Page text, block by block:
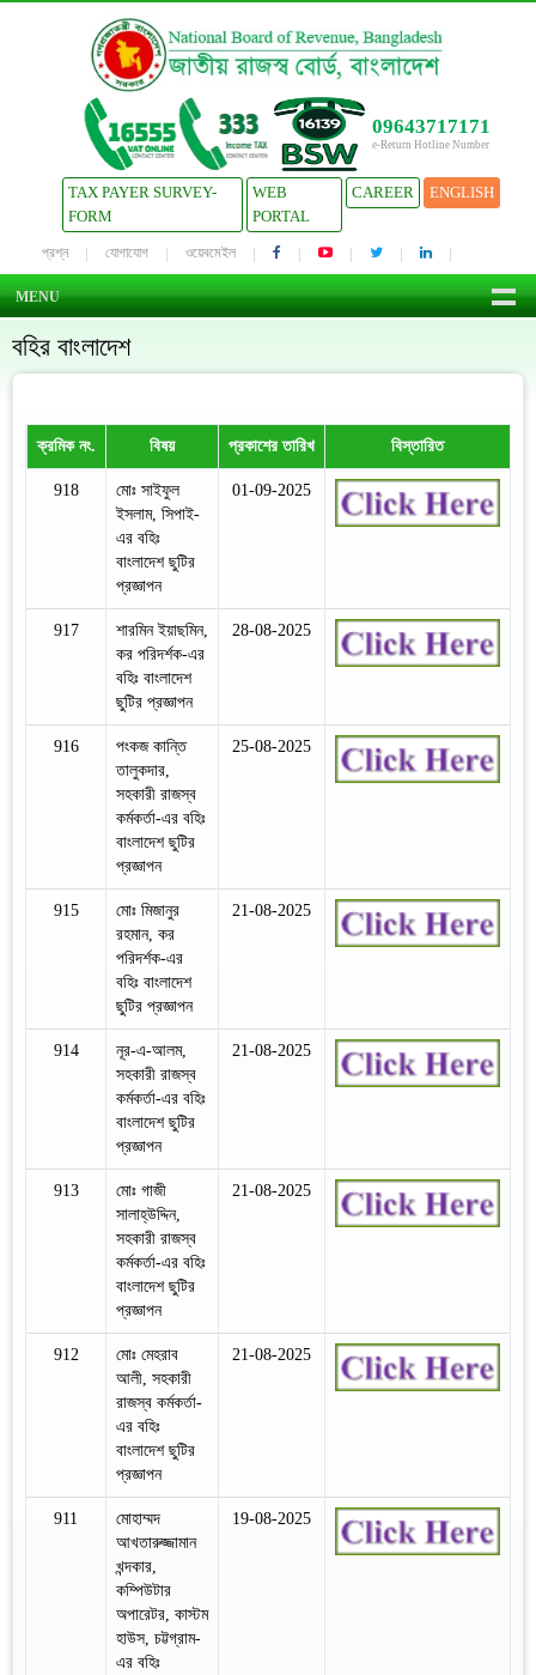
09643717171
e-Return Hotline Number
TAX PAYER SURVEY-
FORM
WEB
PORTAL
CAREER ENGLISH
প্রশ্ন যোগাযোগ ওয়েবমেইল
MENU
বহির বাংলাদেশ
ক্রমিক নং. বিষয় প্রকাশের তারিখ বিস্তারিত
918
মোঃ সাইফুল
ইসলাম, সিপাই-
এর বহিঃ
বাংলাদেশ ছুটির
প্রজ্ঞাপন
01-09-2025
917
শারমিন ইয়াছমিন,
কর পরিদর্শক-এর
বহিঃ বাংলাদেশ
ছুটির প্রজ্ঞাপন
28-08-2025
916
পংকজ কান্তি
তালুকদার,
সহকারী রাজস্ব
কর্মকর্তা-এর বহিঃ
বাংলাদেশ ছুটির
প্রজ্ঞাপন
25-08-2025
915
মোঃ মিজানুর
রহমান, কর
পরিদর্শক-এর
বহিঃ বাংলাদেশ
ছুটির প্রজ্ঞাপন
21-08-2025
914
নূর-এ-আলম,
সহকারী রাজস্ব
কর্মকর্তা-এর বহিঃ
বাংলাদেশ ছুটির
প্রজ্ঞাপন
21-08-2025
913
মোঃ গাজী
সালাহ্‌উদ্দিন,
সহকারী রাজস্ব
কর্মকর্তা-এর বহিঃ
বাংলাদেশ ছুটির
প্রজ্ঞাপন
21-08-2025
912
মোঃ মেহরাব
আলী, সহকারী
রাজস্ব কর্মকর্তা-
এর বহিঃ
বাংলাদেশ ছুটির
প্রজ্ঞাপন
21-08-2025
911
মোহাম্মদ
আখতারুজ্জামান
খন্দকার,
কম্পিউটার
অপারেটর, কাস্টম
হাউস, চট্টগ্রাম-
এর বহিঃ
19-08-2025